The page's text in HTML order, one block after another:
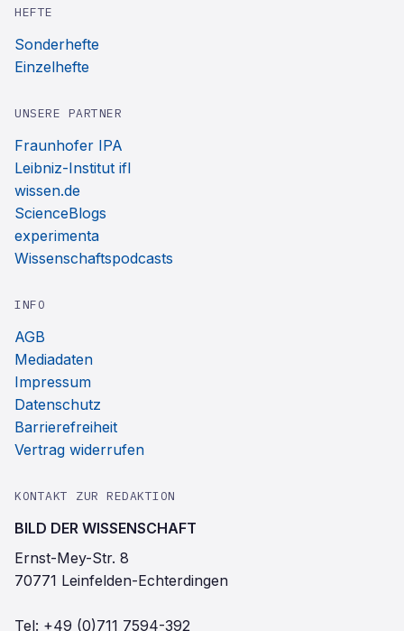
HEFTE
Sonderhefte
Einzelhefte
UNSERE PARTNER
Fraunhofer IPA
Leibniz-Institut ifl
wissen.de
ScienceBlogs
experimenta
Wissenschaftspodcasts
INFO
AGB
Mediadaten
Impressum
Datenschutz
Barrierefreiheit
Vertrag widerrufen
KONTAKT ZUR REDAKTION
BILD DER WISSENSCHAFT
Ernst-Mey-Str. 8
70771 Leinfelden-Echterdingen
Tel: +49 (0)711 7594-392